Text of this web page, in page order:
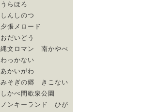
うらほろ
しんしのつ
夕張メロード
おだいどう
縄文ロマン 南かやべ
わっかない
あかいがわ
みそぎの郷 きこない
しかべ間歇泉公園
ノンキーランド ひが